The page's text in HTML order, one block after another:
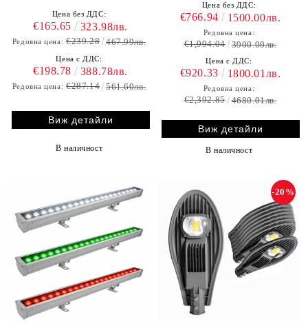
Цена без ДДС:
€165.65 323.98лв.
Редовна цена: €239.28 467.99лв.
Цена с ДДС:
€198.78 388.78лв.
Редовна цена: €287.14 561.60лв.
Виж детайли
В наличност
Цена без ДДС:
€766.94 1500.00лв.
Редовна цена:
€1,994.04 3900.00лв.
Цена с ДДС:
€920.33 1800.01лв.
Редовна цена:
€2,392.85 4680.01лв.
Виж детайли
В наличност
-20%